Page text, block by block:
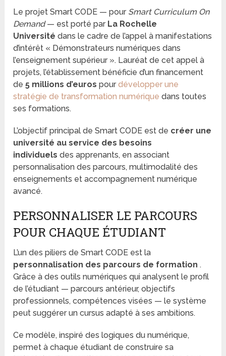
Le projet Smart CODE — pour Smart Curriculum On
Demand— est porté par La Rochelle
Université dans le cadre de l’appel à manifestations
d’intérêt « Démonstrateurs numériques dans
l’enseignement supérieur ». Lauréat de cet appel à
projets, l’établissement bénéficie d’un financement
de5 millions d’euros pourdévelopper une
stratégie de transformation numérique dans toutes
ses formations.
L’objectif principal de Smart CODE est de créer une
université au service des besoins
individuels des apprenants, en associant
personnalisation des parcours, multimodalité des
enseignements et accompagnement numérique
avancé.
PERSONNALISER LE PARCOURS
POUR CHAQUE ÉTUDIANT
L’un des piliers de Smart CODE est la
personnalisation des parcours de formation .
Grâce à des outils numériques qui analysent le profil
de l’étudiant — parcours antérieur, objectifs
professionnels, compétences visées — le système
peut suggérer un cursus adapté à ses ambitions.
Ce modèle, inspiré des logiques du numérique,
permet à chaque étudiant de construire sa